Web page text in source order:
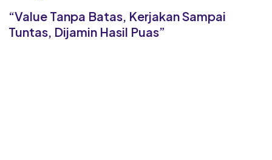
“Value Tanpa Batas, Kerjakan Sampai
Tuntas, Dijamin Hasil Puas”